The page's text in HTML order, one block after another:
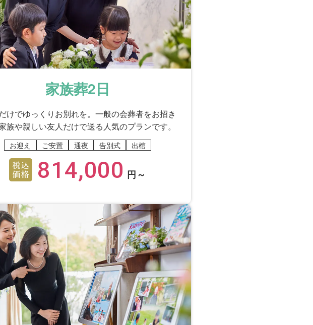
家族葬2日
けでゆっくりお別れを。一般の会葬者をお招き
族や親しい友人だけで送る人気のプランです。
お迎え ご安置 通夜 告別式 出棺
814,000 円～